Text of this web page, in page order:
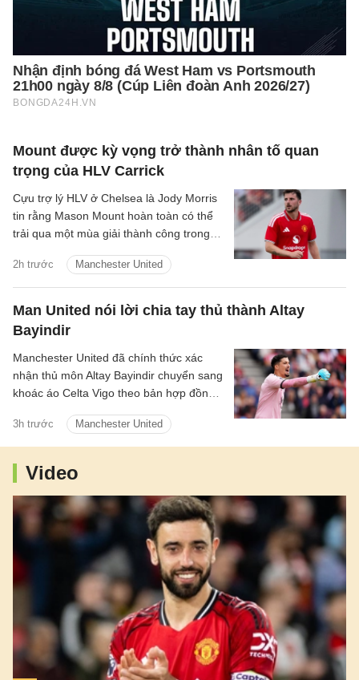
Mount được kỳ vọng trở thành nhân tố quan
trọng của HLV Carrick
2h trước Manchester United
Cựu trợ lý HLV ở Chelsea là Jody Morris
tin rằng Mason Mount hoàn toàn có thể
trải qua một mùa giải thành công trong
những nhân tố quan trọng dưới thời HLV
Michael Carrick.
Man United nói lời chia tay thủ thành Altay
Bayindir
3h trước Manchester United
Manchester United đã chính thức xác
nhận thủ môn Altay Bayindir chuyển sang
khoác áo Celta Vigo theo bản hợp đồng
Video